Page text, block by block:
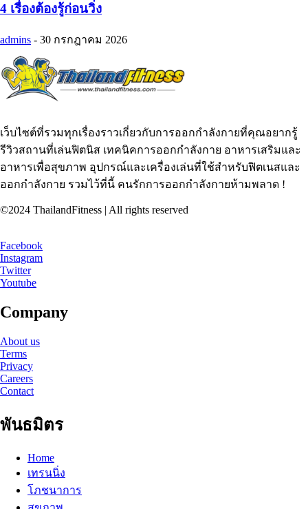
4 เรื่องต้องรู้ก่อนวิ่ง
admins - 30 กรกฎาคม 2026
เว็บไซต์ที่รวมทุกเรื่องราวเกี่ยวกับการออกกำลังกายที่คุณอยากรู้
รีวิวสถานที่เล่นฟิตนิส เทคนิคการออกกำลังกาย อาหารเสริมและ
อาหารเพื่อสุขภาพ อุปกรณ์และเครื่องเล่นที่ใช้สำหรับฟิตเนสและ
ออกกำลังกาย รวมไว้ที่นี้ คนรักการออกกำลังกายห้ามพลาด !
©2024 ThailandFitness | All rights reserved
Facebook
Instagram
Twitter
Youtube
Company
About us
Terms
Privacy
Careers
Contact
พันธมิตร
Home
เทรนนิ่ง
โภชนาการ